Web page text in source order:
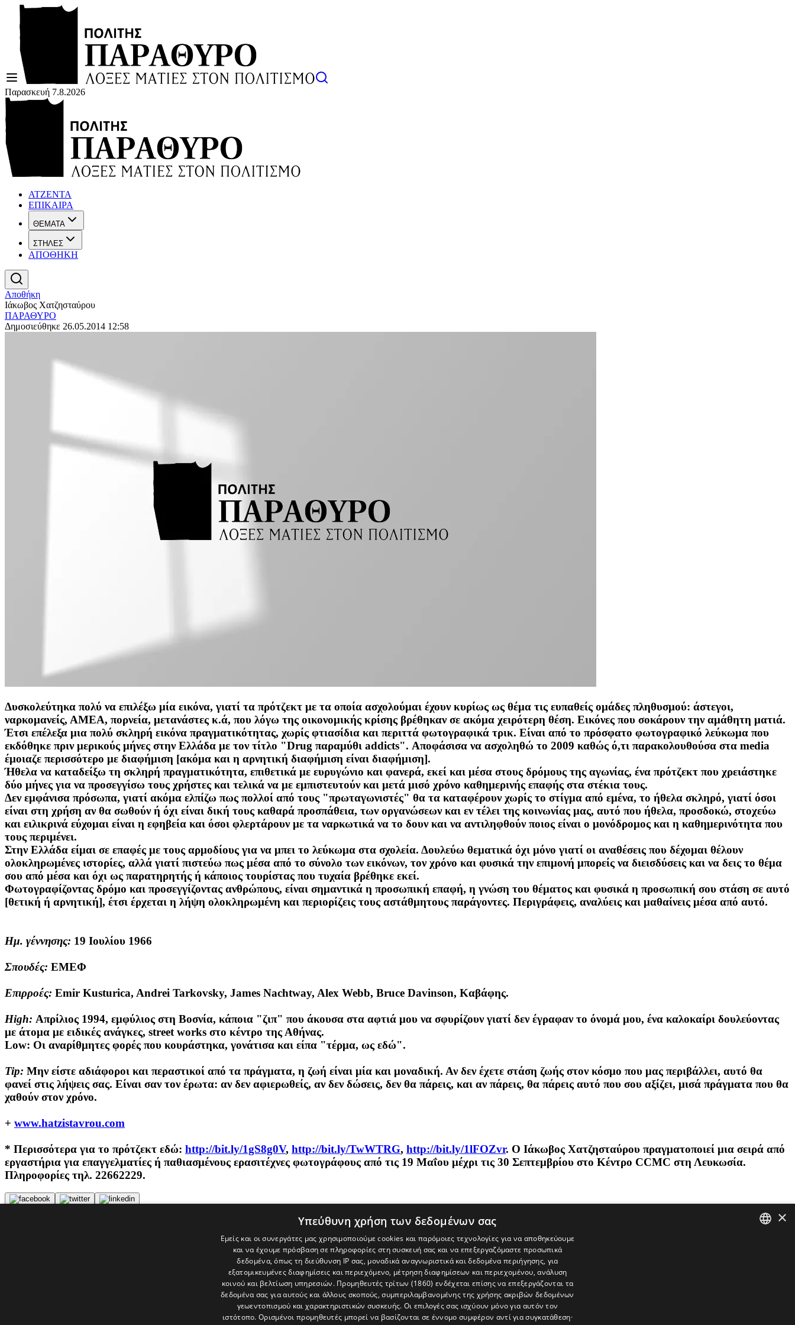
Παρασκευή 7.8.2026
ΑΤΖΕΝΤΑ
ΕΠΙΚΑΙΡΑ
ΘΕΜΑΤΑ
ΣΤΗΛΕΣ
ΑΠΟΘΗΚΗ
Αποθήκη
Ιάκωβος Χατζησταύρου
ΠΑΡΑΘΥΡΟ
Δημοσιεύθηκε 26.05.2014 12:58
Δυσκολεύτηκα πολύ να επιλέξω μία εικόνα, γιατί τα πρότζεκτ με τα οποία ασχολούμαι έχουν κυρίως ως θέμα τις ευπαθείς ομάδες πληθυσμού: άστεγοι,
ναρκομανείς, ΑΜΕΑ, πορνεία, μετανάστες κ.ά, που λόγω της οικονομικής κρίσης βρέθηκαν σε ακόμα χειρότερη θέση. Εικόνες που σοκάρουν την αμάθητη ματιά.
Έτσι επέλεξα μια πολύ σκληρή εικόνα πραγματικότητας, χωρίς φτιασίδια και περιττά φωτογραφικά τρικ. Είναι από το πρόσφατο φωτογραφικό λεύκωμα που
εκδόθηκε πριν μερικούς μήνες στην Ελλάδα με τον τίτλο "Drug παραμύθι addicts". Αποφάσισα να ασχοληθώ το 2009 καθώς ό,τι παρακολουθούσα στα media
έμοιαζε περισσότερο με διαφήμιση [ακόμα και η αρνητική διαφήμιση είναι διαφήμιση].
Ήθελα να καταδείξω τη σκληρή πραγματικότητα, επιθετικά με ευρυγώνιο και φανερά, εκεί και μέσα στους δρόμους της αγωνίας, ένα πρότζεκτ που χρειάστηκε
δύο μήνες για να προσεγγίσω τους χρήστες και τελικά να με εμπιστευτούν και μετά μισό χρόνο καθημερινής επαφής στα στέκια τους.
Δεν εμφάνισα πρόσωπα, γιατί ακόμα ελπίζω πως πολλοί από τους "πρωταγωνιστές" θα τα καταφέρουν χωρίς το στίγμα από εμένα, το ήθελα σκληρό, γιατί όσοι
είναι στη χρήση αν θα σωθούν ή όχι είναι δική τους καθαρά προσπάθεια, των οργανώσεων και εν τέλει της κοινωνίας μας, αυτό που ήθελα, προσδοκώ, στοχεύω
και ειλικρινά εύχομαι είναι η εφηβεία και όσοι φλερτάρουν με τα ναρκωτικά να το δουν και να αντιληφθούν ποιος είναι ο μονόδρομος και η καθημερινότητα που
τους περιμένει.
Στην Ελλάδα είμαι σε επαφές με τους αρμοδίους για να μπει το λεύκωμα στα σχολεία. Δουλεύω θεματικά όχι μόνο γιατί οι αναθέσεις που δέχομαι θέλουν
ολοκληρωμένες ιστορίες, αλλά γιατί πιστεύω πως μέσα από το σύνολο των εικόνων, τον χρόνο και φυσικά την επιμονή μπορείς να διεισδύσεις και να δεις το θέμα
σου από μέσα και όχι ως παρατηρητής ή κάποιος τουρίστας που τυχαία βρέθηκε εκεί.
Φωτογραφίζοντας δρόμο και προσεγγίζοντας ανθρώπους, είναι σημαντικά η προσωπική επαφή, η γνώση του θέματος και φυσικά η προσωπική σου στάση σε αυτό
[θετική ή αρνητική], έτσι έρχεται η λήψη ολοκληρωμένη και περιορίζεις τους αστάθμητους παράγοντες. Περιγράφεις, αναλύεις και μαθαίνεις μέσα από αυτό.
Ημ. γέννησης: 19 Ιουλίου 1966
Σπουδές: ΕΜΕΦ
Eπιρροές: Emir Kusturica, Andrei Tarkovsky, James Nachtway, Alex Webb, Bruce Davinson, Καβάφης.
High: Απρίλιος 1994, εμφύλιος στη Βοσνία, κάποια "ζιπ" που άκουσα στα αφτιά μου να σφυρίζουν γιατί δεν έγραφαν το όνομά μου, ένα καλοκαίρι δουλεύοντας
με άτομα με ειδικές ανάγκες, street works στο κέντρο της Αθήνας.
Low: Οι αναρίθμητες φορές που κουράστηκα, γονάτισα και είπα "τέρμα, ως εδώ".
Tip: Μην είστε αδιάφοροι και περαστικοί από τα πράγματα, η ζωή είναι μία και μοναδική. Αν δεν έχετε στάση ζωής στον κόσμο που μας περιβάλλει, αυτό θα
φανεί στις λήψεις σας. Eίναι σαν τον έρωτα: αν δεν αφιερωθείς, αν δεν δώσεις, δεν θα πάρεις, και αν πάρεις, θα πάρεις αυτό που σου αξίζει, μισά πράγματα που θα
χαθούν στον χρόνο.
+ www.hatzistavrou.com
* Περισσότερα για το πρότζεκτ εδώ: http://bit.ly/1gS8g0V, http://bit.ly/TwWTRG, http://bit.ly/1lFOZvr. Ο Ιάκωβος Χατζησταύρου πραγματοποιεί μια σειρά από
εργαστήρια για επαγγελματίες ή παθιασμένους ερασιτέχνες φωτογράφους από τις 19 Μαΐου μέχρι τις 30 Σεπτεμβρίου στο Κέντρο CCMC στη Λευκωσία.
Πληροφορίες τηλ. 22662229.
×
Υπεύθυνη χρήση των δεδομένων σας
Εμείς και οι συνεργάτες μας χρησιμοποιούμε cookies και παρόμοιες τεχνολογίες για να αποθηκεύουμε
και να έχουμε πρόσβαση σε πληροφορίες στη συσκευή σας και να επεξεργαζόμαστε προσωπικά
δεδομένα, όπως τη διεύθυνση IP σας, μοναδικά αναγνωριστικά και δεδομένα περιήγησης, για
εξατομικευμένες διαφημίσεις και περιεχόμενο, μέτρηση διαφημίσεων και περιεχομένου, ανάλυση
κοινού και βελτίωση υπηρεσιών. Προμηθευτές τρίτων (1860) ενδέχεται επίσης να επεξεργάζονται τα
δεδομένα σας για αυτούς και άλλους σκοπούς, συμπεριλαμβανομένης της χρήσης ακριβών δεδομένων
γεωεντοπισμού και χαρακτηριστικών συσκευής. Οι επιλογές σας ισχύουν μόνο για αυτόν τον
ιστότοπο. Ορισμένοι προμηθευτές μπορεί να βασίζονται σε έννομο συμφέρον αντί για συγκατάθεση·